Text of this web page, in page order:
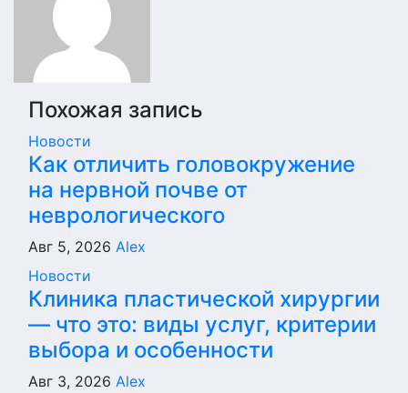
Похожая запись
Новости
Как отличить головокружение
на нервной почве от
неврологического
Авг 5, 2026 Alex
Новости
Клиника пластической хирургии
— что это: виды услуг, критерии
выбора и особенности
Авг 3, 2026 Alex